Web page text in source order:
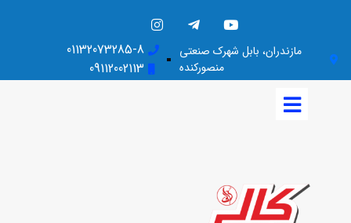
مازندران، بابل شهرک صنعتی
منصورکنده
01132073285-8
09112002113